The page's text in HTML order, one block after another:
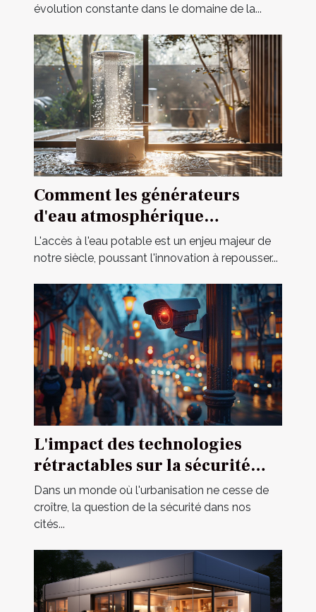
évolution constante dans le domaine de la...
Comment les générateurs
d'eau atmosphérique
révolutionnent l'accès à l'eau
potable
L'accès à l'eau potable est un enjeu majeur de
notre siècle, poussant l'innovation à repousser...
L'impact des technologies
rétractables sur la sécurité
urbaine
Dans un monde où l'urbanisation ne cesse de
croître, la question de la sécurité dans nos
cités...